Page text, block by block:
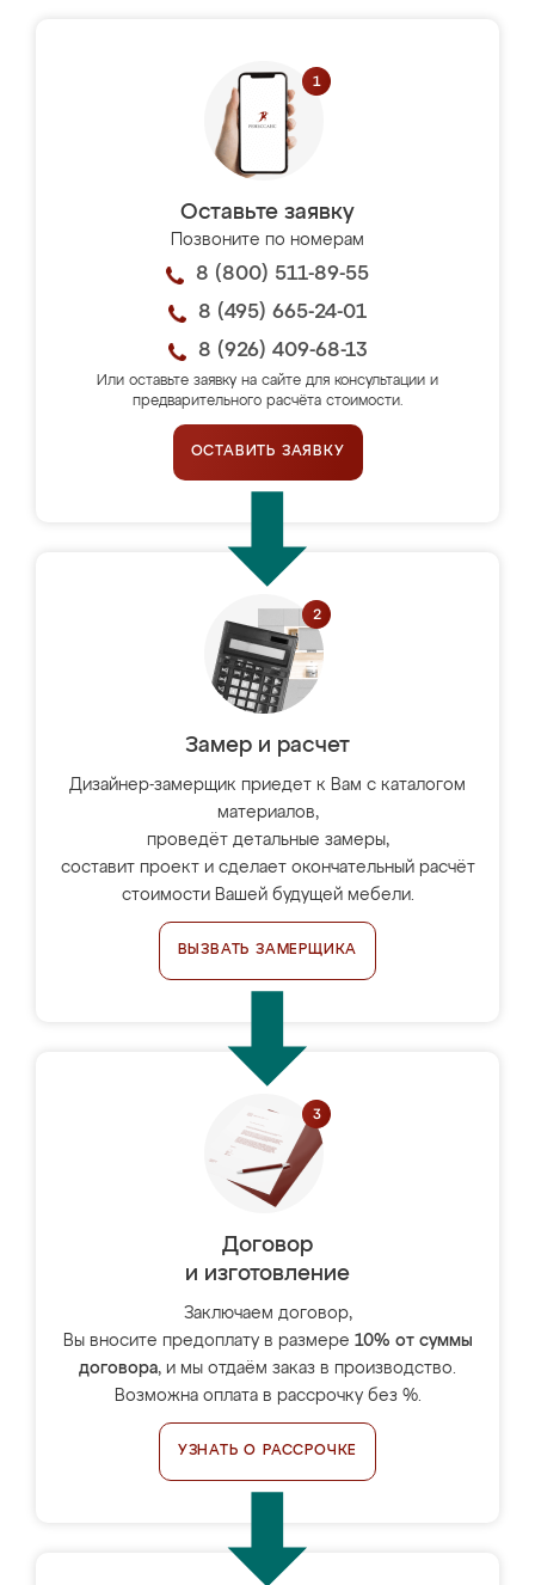
Оставьте заявку
Позвоните по номерам
8 (800) 511-89-55
8 (495) 665-24-01
8 (926) 409-68-13
Или оставьте заявку на сайте для консультации и
предварительного расчёта стоимости.
ОСТАВИТЬ ЗАЯВКУ
Замер и расчет
Дизайнер-замерщик приедет к Вам с каталогом
материалов,
проведёт детальные замеры,
составит проект и сделает окончательный расчёт
стоимости Вашей будущей мебели.
ВЫЗВАТЬ ЗАМЕРЩИКА
Договор
и изготовление
Заключаем договор,
Вы вносите предоплату в размере 10% от суммы
договора, и мы отдаём заказ в производство.
Возможна оплата в рассрочку без %.
УЗНАТЬ О РАССРОЧКЕ